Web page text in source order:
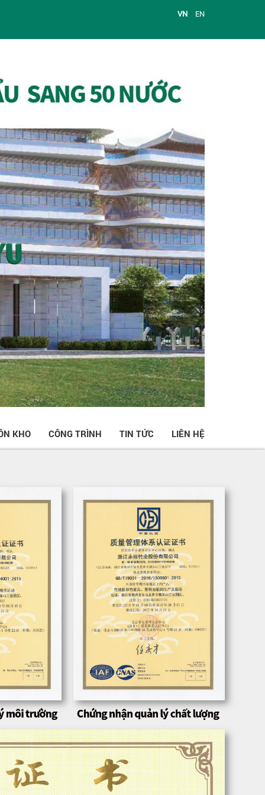
VN EN
KHO CÔNG TRÌNH TIN TỨC LIÊN HỆ